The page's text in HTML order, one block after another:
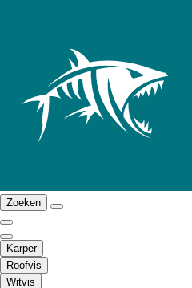
Zoeken
Karper
Roofvis
Witvis